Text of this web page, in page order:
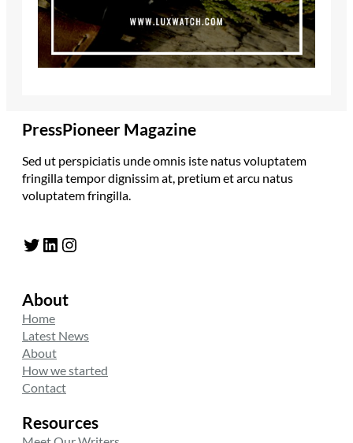
PressPioneer Magazine
Sed ut perspiciatis unde omnis iste natus voluptatem
fringilla tempor dignissim at, pretium et arcu natus
voluptatem fringilla.
Twitter LinkedIn Instagram
About
Home
Latest News
About
How we started
Contact
Resources